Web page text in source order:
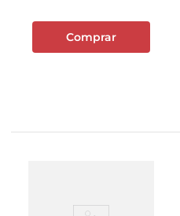
Comprar